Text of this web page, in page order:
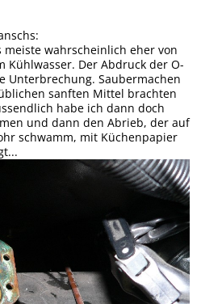
wahrscheinlich eher von
Kühlwasser. Der Abdruck der O-
Unterbrechung. Saubermachen
sanften Mittel brachten
habe ich dann doch
und dann den Abrieb, der auf
schwamm, mit Küchenpapier